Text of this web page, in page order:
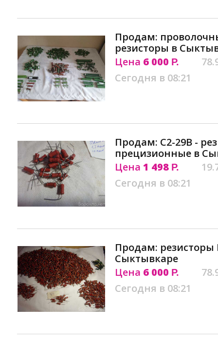
Продам:
резисторы в
Цена 6 000 Р.
Сегодня в 08:21
Продам: С2-29В -
прецизионные в
Цена 1 498 Р.
Сегодня в 08:21
Продам:
Сыктывкаре
Цена 6 000 Р.
Сегодня в 08:21